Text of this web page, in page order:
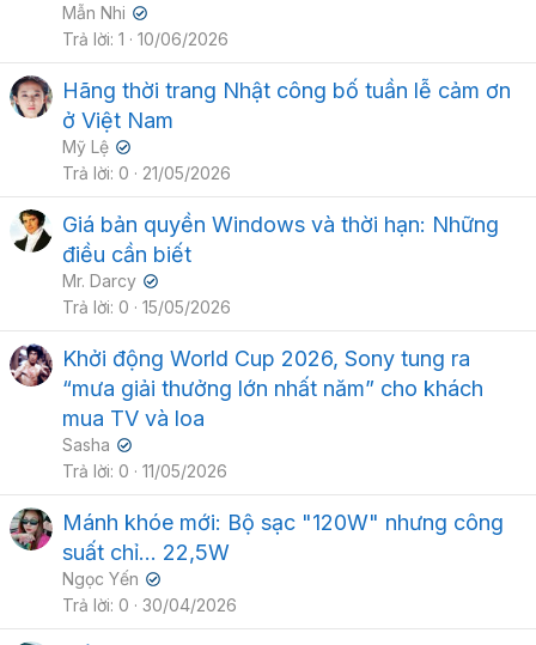
Mẫn Nhi ✔
Trả lời 1 10/06/2026
Hãng thời trang Nhật công bố tuần lễ cảm ơn
ở Việt Nam
Mỹ Lệ ✔
Trả lời 0 21/05/2026
Giá bản quyền Windows và thời hạn: Những
điều cần biết
Mr. Darcy ✔
Trả lời 0 15/05/2026
Khởi động World Cup 2026, Sony tung ra
“mưa giải thưởng lớn nhất năm” cho khách
mua TV và loa
Sasha ✔
Trả lời 0 11/05/2026
Mánh khóe mới: Bộ sạc "120W" nhưng công
suất chỉ... 22,5W
Ngọc Yến ✔
Trả lời 0 30/04/2026